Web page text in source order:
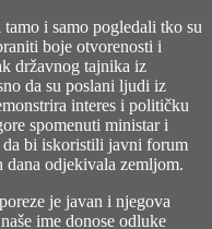
i samo pogledali tko su
boje otvorenosti i
državnog tajnika iz
da su poslani ljudi iz
interes i političku
spomenuti ministar i
da bi iskoristili javni forum
dana odjekivala zemljom.
je javan i njegova
ime donose odluke